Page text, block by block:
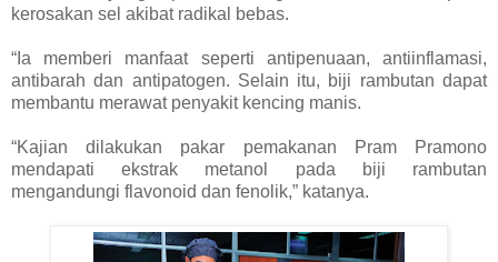
kerosakan sel akibat radikal bebas.
“Ia memberi manfaat seperti antipenuaan, antiinflamasi,
antibarah dan antipatogen. Selain itu, biji rambutan dapat
membantu merawat penyakit kencing manis.
“Kajian dilakukan pakar pemakanan Pram Pramono
mendapati ekstrak metanol pada biji rambutan
mengandungi flavonoid dan fenolik,” katanya.